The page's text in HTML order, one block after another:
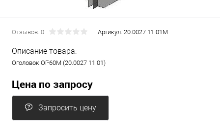
Отзывов: 0 Артикул: 20.0027 11.01М
Описание товара:
Оголовок ОГ-60М (20.0027 11.01)
Цена по запросу
Запросить цену